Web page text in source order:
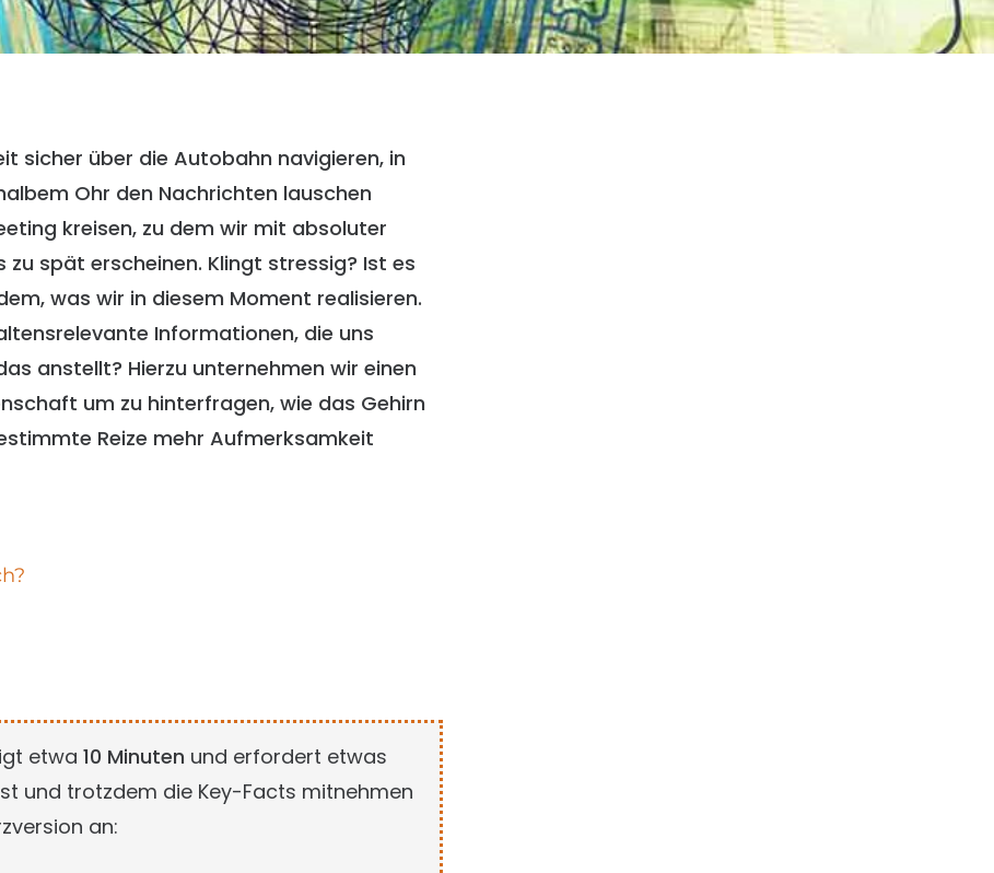
sicher über die Autobahn navigieren, in
Ohr den Nachrichten lauschen
kreisen, zu dem wir mit absoluter
spät erscheinen. Klingt stressig? Ist es
was wir in diesem Moment realisieren.
Informationen, die uns
anstellt? Hierzu unternehmen wir einen
um zu hinterfragen, wie das Gehirn
Reize mehr Aufmerksamkeit
etwa 10 Minuten und erfordert etwas
und trotzdem die Key-Facts mitnehmen
an: